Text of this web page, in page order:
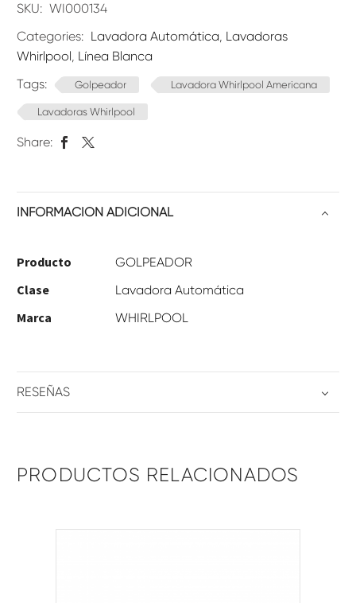
SKU: WI000134
Categories: Lavadora Automática, Lavadoras
Whirlpool, Línea Blanca
Tags:
Golpeador Lavadora Whirlpool Americana
Lavadoras Whirlpool
Share:
INFORMACIÓN ADICIONAL
Producto GOLPEADOR
Clase Lavadora Automática
Marca WHIRLPOOL
RESEÑAS
PRODUCTOS RELACIONADOS